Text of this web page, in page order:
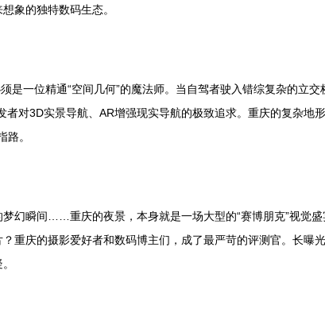
象的独特数码生态。
一位精通“空间几何”的魔法师。当自驾者驶入错综复杂的立
对3D实景导航、AR增强现实导航的极致追求。重庆的复杂地
路。
幻瞬间……重庆的夜景，本身就是一场大型的“赛博朋克”视觉
重庆的摄影爱好者和数码博主们，成了最严苛的评测官。长曝